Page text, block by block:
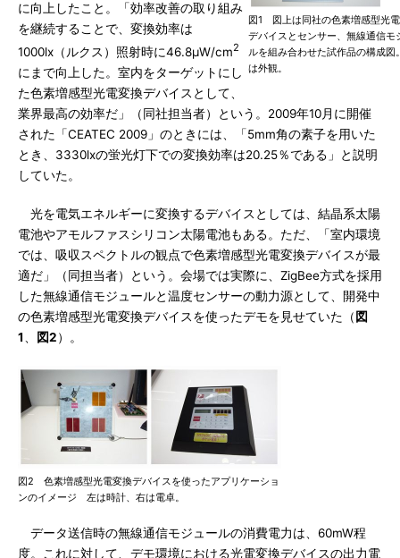
図1 図上は同社の色素増感型光
デバイスとセンサー、無線通信モ
ルを組み合わせた試作品の構成図
は外観。
に向上したこと。「効率改善の取り組み
を継続することで、変換効率は
1000lx（ルクス）照射時に46.8μW/cm2
にまで向上した。室内をターゲットにし
た色素増感型光電変換デバイスとして、
業界最高の効率だ」（同社担当者）という。2009年10月に開催
された「CEATEC 2009」のときには、「5mm角の素子を用いた
とき、3330lxの蛍光灯下での変換効率は20.25％である」と説明
していた。
光を電気エネルギーに変換するデバイスとしては、結晶系太陽
電池やアモルファスシリコン太陽電池もある。ただ、「室内環境
では、吸収スペクトルの観点で色素増感型光電変換デバイスが最
適だ」（同担当者）という。会場では実際に、ZigBee方式を採用
した無線通信モジュールと温度センサーの動力源として、開発中
の色素増感型光電変換デバイスを使ったデモを見せていた（図
1
図2）。
図2 色素増感型光電変換デバイスを使ったアプリケーショ
ンのイメージ 左は時計、右は電卓。
データ送信時の無線通信モジュールの消費電力は、60mW程
度。これに対して、デモ環境における光電変換デバイスの出力電